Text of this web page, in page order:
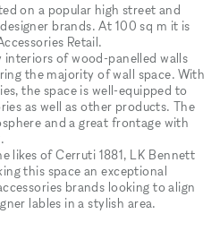
on a popular high street and
brands. At 100 sq m it is
Retail.
interiors of wood-panelled walls
the majority of wall space. With
the space is well-equipped to
as well as other products. The
and a great frontage with
likes of Cerruti 1881, LK Bennett
this space an exceptional
brands looking to align
lables in a stylish area.